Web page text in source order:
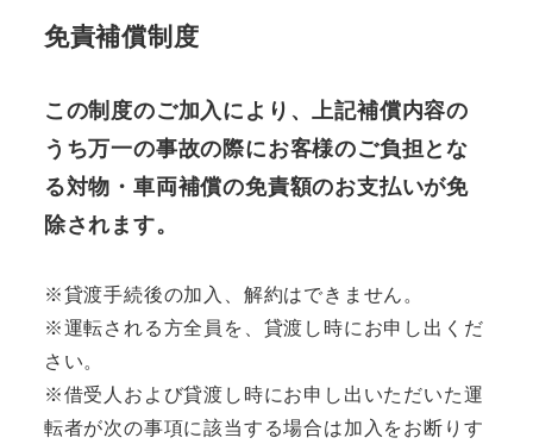
免責補償制度
この制度のご加入により、上記補償内容の
うち万一の事故の際にお客様のご負担とな
る対物・車両補償の免責額のお支払いが免
除されます。
※貸渡手続後の加入、解約はできません。
※運転される方全員を、貸渡し時にお申し出くだ
さい。
※借受人および貸渡し時にお申し出いただいた運
転者が次の事項に該当する場合は加入をお断りす